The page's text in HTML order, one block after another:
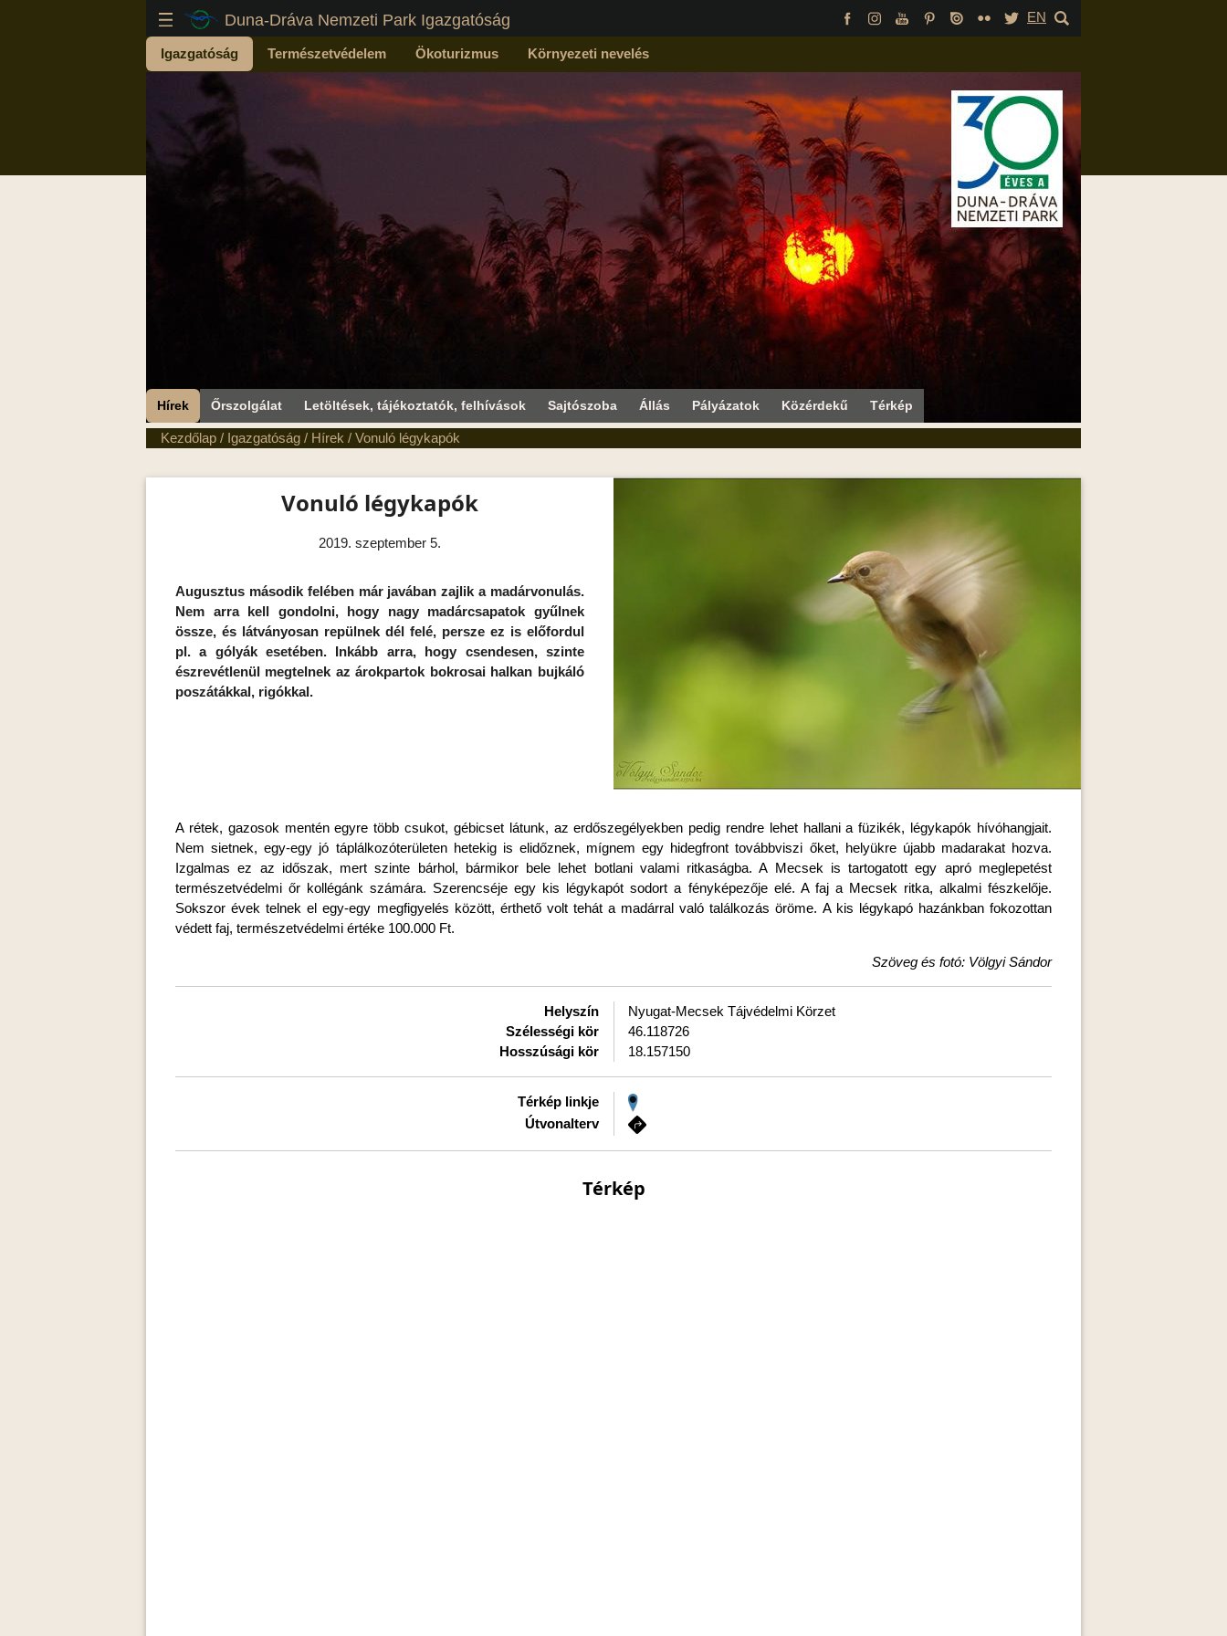
Duna-Dráva Nemzeti Park Igazgatóság EN
Igazgatóság Természetvédelem Ökoturizmus Környezeti nevelés
Hírek Őrszolgálat Letöltések, tájékoztatók, felhívások Sajtószoba Állás Pályázatok Közérdekű Térkép
Kezdőlap / Igazgatóság / Hírek / Vonuló légykapók
Vonuló légykapók
2019. szeptember 5.
Augusztus második felében már javában zajlik a madárvonulás.
Nem arra kell gondolni, hogy nagy madárcsapatok gyűlnek
össze, és látványosan repülnek dél felé, persze ez is előfordul
pl. a gólyák esetében. Inkább arra, hogy csendesen, szinte
észrevétlenül megtelnek az árokpartok bokrosai halkan bujkáló
poszátákkal, rigókkal.
A rétek, gazosok mentén egyre több csukot, gébicset látunk, az erdőszegélyekben pedig rendre lehet hallani a füzikék, légykapók hívóhangjait.
Nem sietnek, egy-egy jó táplálkozóterületen hetekig is elidőznek, mígnem egy hidegfront továbbviszi őket, helyükre újabb madarakat hozva.
Izgalmas ez az időszak, mert szinte bárhol, bármikor bele lehet botlani valami ritkaságba. A Mecsek is tartogatott egy apró meglepetést
természetvédelmi őr kollégánk számára. Szerencséje egy kis légykapót sodort a fényképezője elé. A faj a Mecsek ritka, alkalmi fészkelője.
Sokszor évek telnek el egy-egy megfigyelés között, érthető volt tehát a madárral való találkozás öröme. A kis légykapó hazánkban fokozottan
védett faj, természetvédelmi értéke 100.000 Ft.
Szöveg és fotó: Völgyi Sándor
Helyszín
Nyugat-Mecsek Tájvédelmi Körzet
Szélességi kör
46.118726
Hosszúsági kör
18.157150
Térkép linkje
Útvonalterv
Térkép